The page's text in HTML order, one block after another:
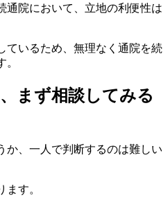
通院において、立地の利便性は
ているため、無理なく通院を続
まず相談してみる
か、一人で判断するのは難しい
す。